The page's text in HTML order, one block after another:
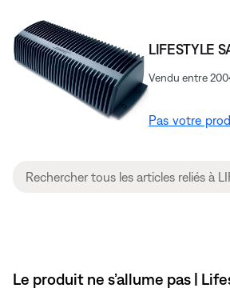
LIFESTYLE
Vendu entre
Pas votre
Le produit ne s’allume pas |